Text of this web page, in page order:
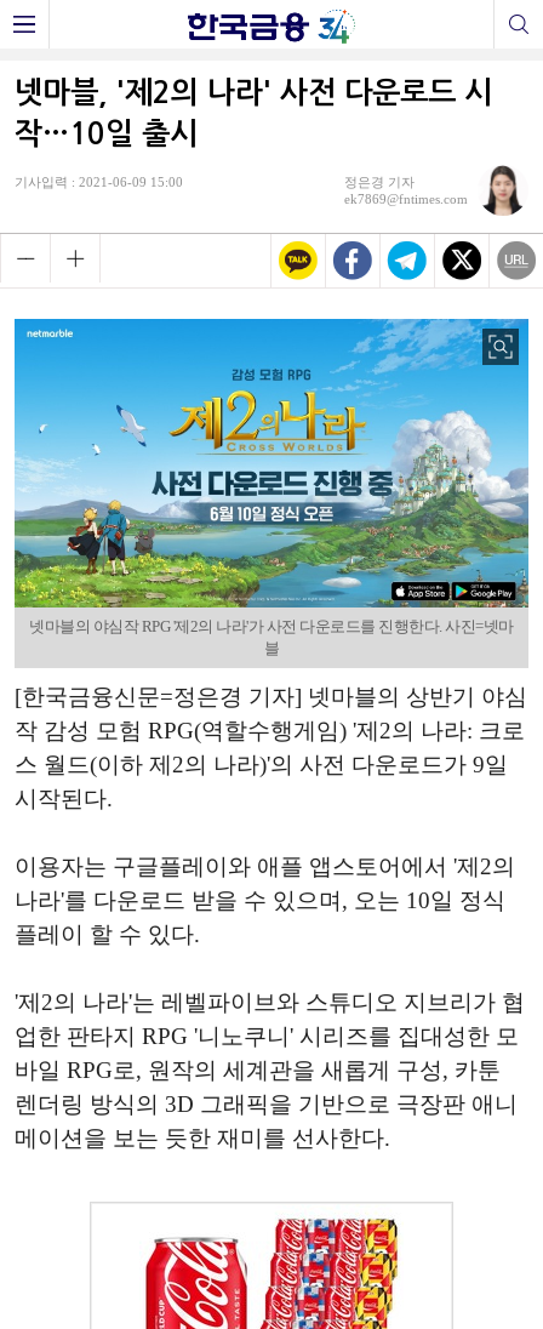
넷마블, '제2의 나라' 사전 다운로드 시
작…10일 출시
기사입력 : 2021-06-09 15:00
정은경 기자
ek7869@fntimes.com
넷마블의 야심작 RPG '제2의 나라'가 사전 다운로드를 진행한다. 사진=넷마
블
[한국금융신문=정은경 기자] 넷마블의 상반기 야심
작 감성 모험 RPG(역할수행게임) '제2의 나라: 크로
스 월드(이하 제2의 나라)'의 사전 다운로드가 9일
시작된다.
이용자는 구글플레이와 애플 앱스토어에서 '제2의
나라'를 다운로드 받을 수 있으며, 오는 10일 정식
플레이 할 수 있다.
'제2의 나라'는 레벨파이브와 스튜디오 지브리가 협
업한 판타지 RPG '니노쿠니' 시리즈를 집대성한 모
바일 RPG로, 원작의 세계관을 새롭게 구성, 카툰
렌더링 방식의 3D 그래픽을 기반으로 극장판 애니
메이션을 보는 듯한 재미를 선사한다.